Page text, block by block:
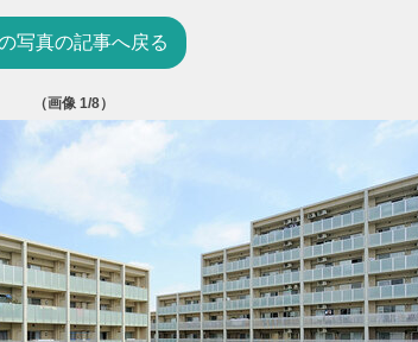
写真の記事へ戻る
（画像1/8）